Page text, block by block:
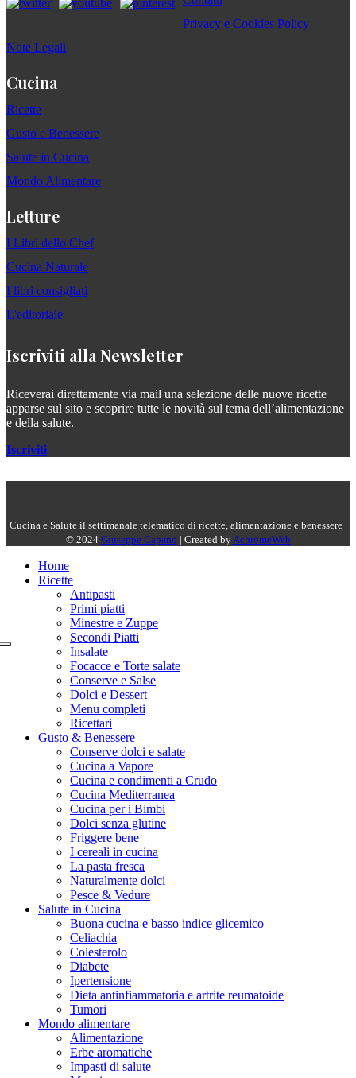
Privacy e Cookies Policy
Note Legali
Cucina
Ricette
Gusto e Benessere
Salute in Cucina
Mondo Alimentare
Letture
I Libri dello Chef
Cucina Naturale
I libri consigliati
L'editoriale
Iscriviti alla Newsletter
Riceverai direttamente via mail una selezione delle nuove ricette
apparse sul sito e scoprire tutte le novità sul tema dell’alimentazione
e della salute.
Iscriviti
Cucina e Salute il settimanale telematico di ricette, alimentazione e benessere |
© 2024 Giuseppe Capano | Created by AchromeWeb
Home
Ricette
Antipasti
Primi piatti
Minestre e Zuppe
Secondi Piatti
Insalate
Focacce e Torte salate
Conserve e Salse
Dolci e Dessert
Menu completi
Ricettari
Gusto & Benessere
Conserve dolci e salate
Cucina a Vapore
Cucina e condimenti a Crudo
Cucina Mediterranea
Cucina per i Bimbi
Dolci senza glutine
Friggere bene
I cereali in cucina
La pasta fresca
Naturalmente dolci
Pesce & Vedure
Salute in Cucina
Buona cucina e basso indice glicemico
Celiachia
Colesterolo
Diabete
Ipertensione
Dieta antinfiammatoria e artrite reumatoide
Tumori
Mondo alimentare
Alimentazione
Erbe aromatiche
Impasti di salute